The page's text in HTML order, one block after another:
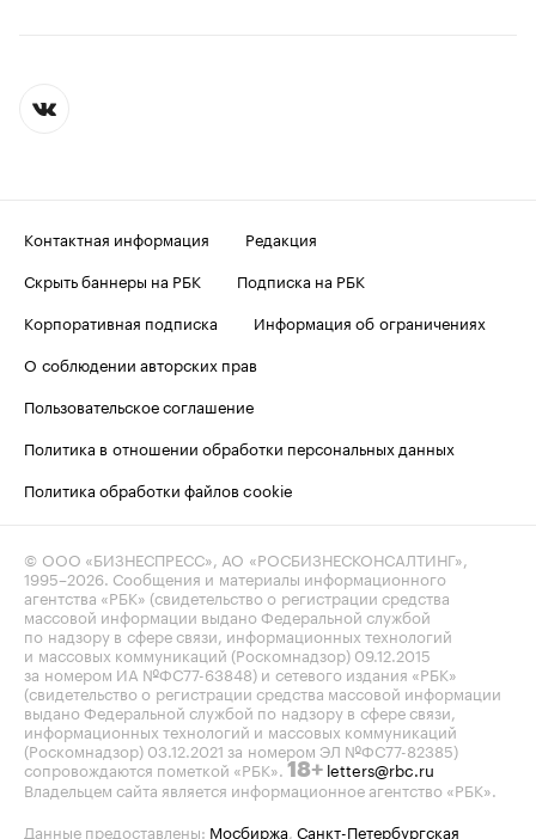
Контактная информация
Редакция
Скрыть баннеры на РБК
Подписка на РБК
Корпоративная подписка
Информация об ограничениях
О соблюдении авторских прав
Пользовательское соглашение
Политика в отношении обработки персональных данных
Политика обработки файлов cookie
© ООО «БИЗНЕСПРЕСС», АО «РОСБИЗНЕСКОНСАЛТИНГ»,
1995–2026. Сообщения и материалы информационного
агентства «РБК» (свидетельство о регистрации средства
массовой информации выдано Федеральной службой
по надзору в сфере связи, информационных технологий
и массовых коммуникаций (Роскомнадзор) 09.12.2015
за номером ИА №ФС77-63848) и сетевого издания «РБК»
(свидетельство о регистрации средства массовой информации
выдано Федеральной службой по надзору в сфере связи,
информационных технологий и массовых коммуникаций
(Роскомнадзор) 03.12.2021 за номером ЭЛ №ФС77-82385)
сопровождаются пометкой «РБК». 18+ letters@rbc.ru
Владельцем сайта является информационное агентство «РБК».
Данные предоставлены: Мосбиржа, Санкт-Петербургская